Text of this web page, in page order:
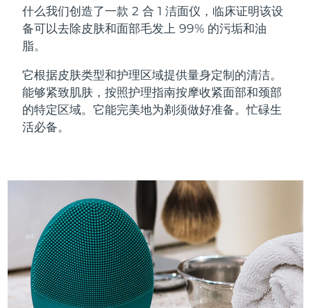
什么我们创造了一款 2 合 1 洁面仪，临床证明该设
备可以去除皮肤和面部毛发上 99% 的污垢和油
脂。
它根据皮肤类型和护理区域提供量身定制的清洁。
能够紧致肌肤，按照护理指南按摩收紧面部和颈部
的特定区域。它能完美地为剃须做好准备。忙碌生
活必备。
Massage, LED heating
LUNA™ 4 Men
LUNA™ 4 mini
For young skin, T-zone
LUNA™ 4 go
For travel or gym bag
Microcurrent toning on-the-go
BEAR™ 2 eyes & lips
面部提拉护理
Premium anti-aging skincare
BEAR™ 设备
All premium facelift devices
补水保湿
Deep facial hydration
UFO™ 3 mini
Red light therapy device for young skin
UFO™ 3 go
Portable red light therapy
口腔护理
Hybrid silicone sonic toothbrush
issa™ 4 smile
Hybrid silicone sonic toothbrush
issa™ 4 baby
For ages 0-3
FAQ™ 抗老护理
FAQ™ 101
Clinical anti-aging
FAQ™ 102
Advanced clinical anti-aging
NEW
FAQ™ 201
LED mask
FAQ™ 202
LED mask
生发
FAQ™ 301
LED hair strengthening scalp massager
肌肤年轻化
NEW
FAQ™ 501
Full-Spectrum Red Light Therapy
NEW
波斯尼亚和黑塞哥维那 预计送达日期8/12/26
文莱
保加利亚 预计送达日期8/9/26
加拿大
预计送达日期
哥伦比亚 预计送达日期
克罗地亚 预计送达日期 8/9/26
塞浦路斯 预计送达日期8/10/26